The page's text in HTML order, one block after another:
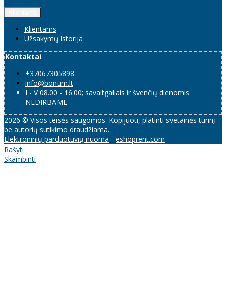
Klientams
Užsakymų istorija
Kontaktai
+37067305898
info@bonum.lt
I - V 08.00 - 16.00; savaitgaliais ir švenčių dienomis
NEDIRBAME
2026 © Visos teisės saugomos. Kopijuoti, platinti svetainės turinį
be autorių sutikimo draudžiama.
Elektroninių parduotuvių nuoma - eshoprent.com
Rašyti
Skambinti